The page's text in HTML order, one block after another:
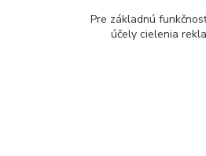
Pre základnú
účely cielenia